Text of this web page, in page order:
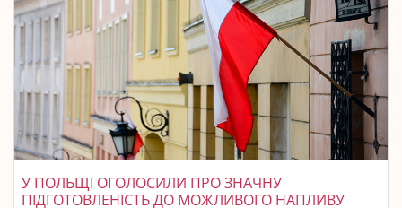
У ПОЛЬЩІ ОГОЛОСИЛИ ПРО ЗНАЧНУ
ПІДГОТОВЛЕНІСТЬ ДО МОЖЛИВОГО НАПЛИВУ